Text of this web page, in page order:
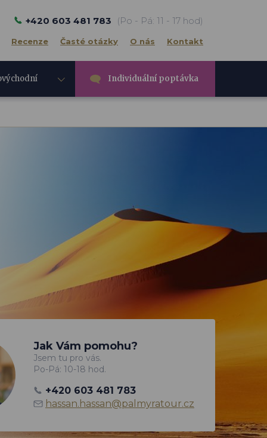
+420 603 481 783 (Po - Pá: 11 - 17 hod)
Recenze Časté otázky O nás Kontakt
Individuální poptávka
Jak Vám pomohu?
Jsem tu pro vás.
Po-Pá: 10-18 hod.
+420 603 481 783
hassan.hassan@palmyratour.cz